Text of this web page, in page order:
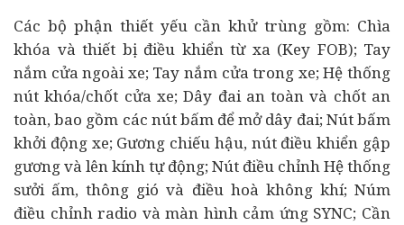
Các bộ phận thiết yếu cần khử trùng gồm: Chìa
khóa và thiết bị điều khiển từ xa (Key FOB); Tay
nắm cửa ngoài xe; Tay nắm cửa trong xe; Hệ thống
nút khóa/chốt cửa xe; Dây đai an toàn và chốt an
toàn, bao gồm các nút bấm để mở dây đai; Nút bấm
khởi động xe; Gương chiếu hậu, nút điều khiển gập
gương và lên kính tự động; Nút điều chỉnh Hệ thống
sưởi ấm, thông gió và điều hoà không khí; Núm
điều chỉnh radio và màn hình cảm ứng SYNC; Cần